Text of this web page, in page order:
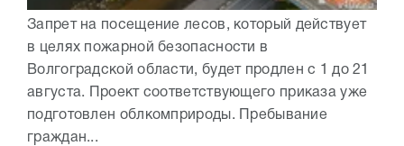
Запрет на посещение лесов, который действует
в целях пожарной безопасности в
Волгоградской области, будет продлен с 1 до 21
августа. Проект соответствующего приказа уже
подготовлен облкомприроды. Пребывание
граждан...